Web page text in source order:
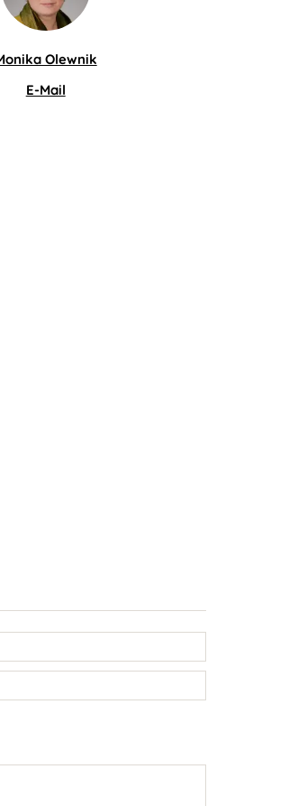
Olewnik
E-Mail